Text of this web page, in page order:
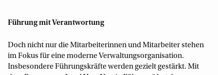
Führung mit Verantwortung
Doch nicht nur die Mitarbeiterinnen und Mitarbeiter stehen
im Fokus für eine moderne Verwaltungsorganisation.
Insbesondere Führungskräfte werden gezielt gestärkt. Mit